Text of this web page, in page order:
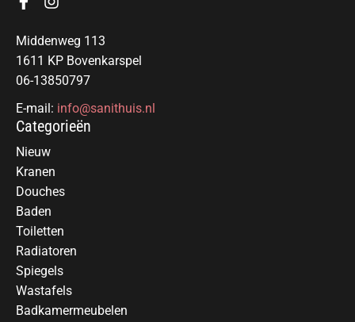
Middenweg 113
1611 KP Bovenkarspel
06-13850797
E-mail: info@sanithuis.nl
Categorieën
Nieuw
Kranen
Douches
Baden
Toiletten
Radiatoren
Spiegels
Wastafels
Badkamermeubelen